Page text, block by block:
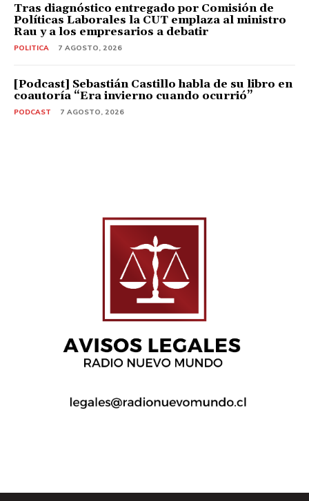
Tras diagnóstico entregado por Comisión de
Políticas Laborales la CUT emplaza al ministro
Rau y a los empresarios a debatir
POLITICA 7 AGOSTO, 2026
[Podcast] Sebastián Castillo habla de su libro en
coautoría “Era invierno cuando ocurrió”
PODCAST 7 AGOSTO, 2026